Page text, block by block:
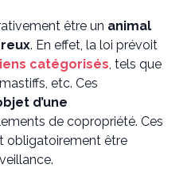
être un animal
. En effet, la loi prévoit
catégorisés, tels que
etc. Ces
d’une
de copropriété. Ces
obligatoirement être